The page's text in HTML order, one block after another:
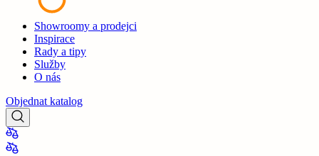
Showroomy a prodejci
Inspirace
Rady a tipy
Služby
O nás
Objednat katalog